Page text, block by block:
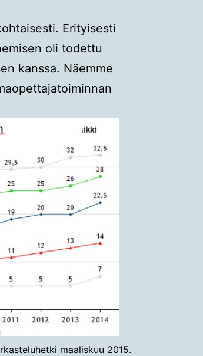
Erityisesti
oli todettu
kanssa. Näemme
maaliskuu 2015.